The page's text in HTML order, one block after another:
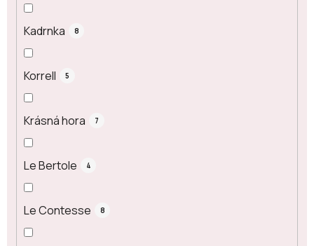
Kadrnka 8
Korrell 5
Krásná hora 7
Le Bertole 4
Le Contesse 8